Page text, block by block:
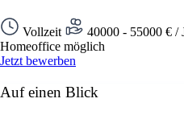
Vollzeit 40000 - 55000 € /
Homeoffice möglich
Jetzt bewerben
Auf einen Blick